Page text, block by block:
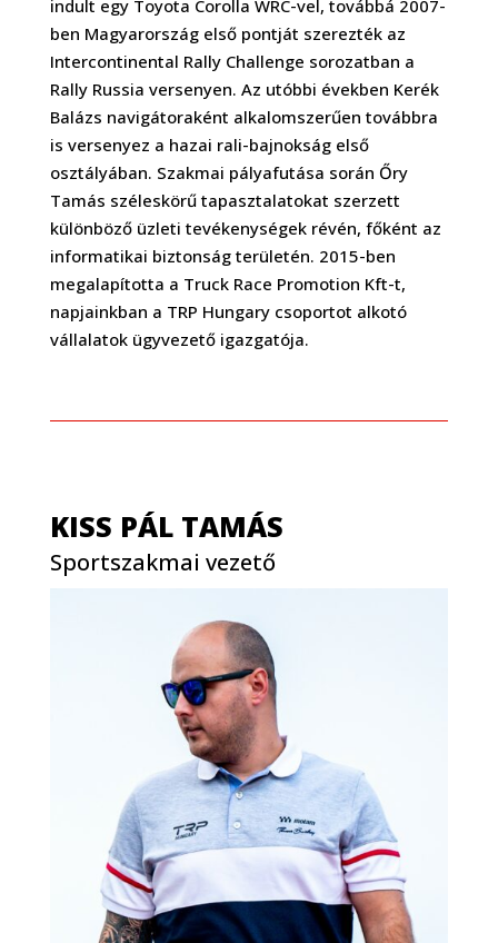
indult egy Toyota Corolla WRC-vel, továbbá 2007-
ben Magyarország első pontját szerezték az
Intercontinental Rally Challenge sorozatban a
Rally Russia versenyen. Az utóbbi években Kerék
Balázs navigátoraként alkalomszerűen továbbra
is versenyez a hazai rali-bajnokság első
osztályában. Szakmai pályafutása során Őry
Tamás széleskörű tapasztalatokat szerzett
különböző üzleti tevékenységek révén, főként az
informatikai biztonság területén. 2015-ben
megalapította a Truck Race Promotion Kft-t,
napjainkban a TRP Hungary csoportot alkotó
vállalatok ügyvezető igazgatója.
KISS PÁL TAMÁS
Sportszakmai vezető